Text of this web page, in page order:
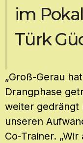
im
Türk
„Groß-Gerau
Drangphase
weiter gedrängt
unseren
Co-Trainer.